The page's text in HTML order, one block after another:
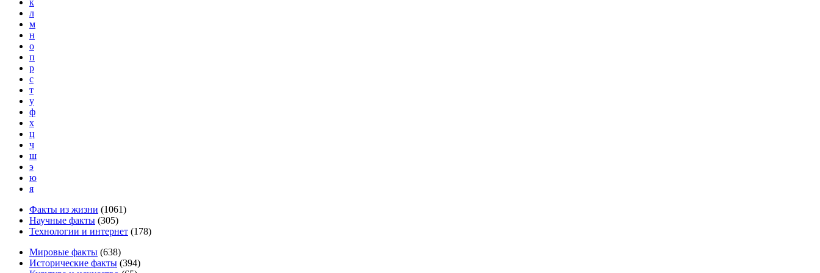
л
м
н
о
п
р
с
т
у
ф
х
ц
ч
ш
э
ю
я
Факты из жизни (1061)
Научные факты (305)
Технологии и интернет (178)
Мировые факты (638)
Исторические факты (394)